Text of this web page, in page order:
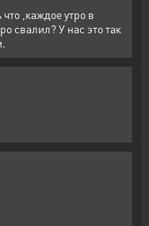
,каждое утро в
свалил? У нас это так